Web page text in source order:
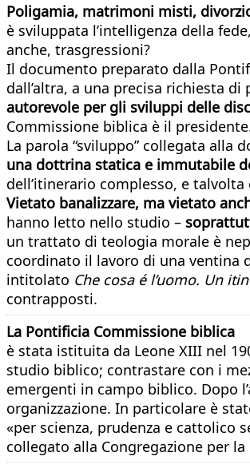
Poligamia, matrimoni misti,
è sviluppata l’intelligenza della
anche, trasgressioni?
Il documento preparato dalla
dall’altra, a una precisa richiesta
autorevole per gli sviluppi delle
Commissione biblica è il
La parola “sviluppo” collegata alla
una dottrina statica e immutabile
dell’itinerario complesso, e
Vietato banalizzare, ma vietato
hanno letto nello studio –
un trattato di teologia morale è
coordinato il lavoro di una ventina
intitolato Che cosa é l’uomo. Un
contrapposti.
La Pontificia Commissione biblica
è stata istituita da Leone XIII nel
studio biblico; contrastare con i
emergenti in campo biblico. Dopo
organizzazione. In particolare è
«per scienza, prudenza e cattolico
collegato alla Congregazione per